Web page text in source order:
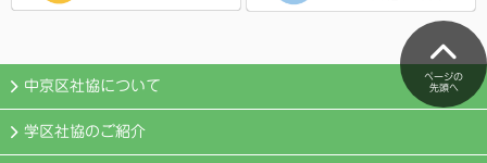
ページの
先頭へ
中京区社協について
学区社協のご紹介